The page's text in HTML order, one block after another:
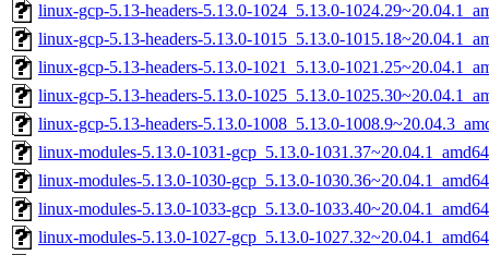
linux-gcp-5.13-headers-5.13.0-1024_5.13.0-
linux-gcp-5.13-headers-5.13.0-1015_5.13.0-
linux-gcp-5.13-headers-5.13.0-1021_5.13.0-
linux-gcp-5.13-headers-5.13.0-1025_5.13.0-
linux-gcp-5.13-headers-5.13.0-1008_5.13.0-
linux-modules-5.13.0-1031-gcp_5.13.0-
linux-modules-5.13.0-1030-gcp_5.13.0-
linux-modules-5.13.0-1033-gcp_5.13.0-
linux-modules-5.13.0-1027-gcp_5.13.0-